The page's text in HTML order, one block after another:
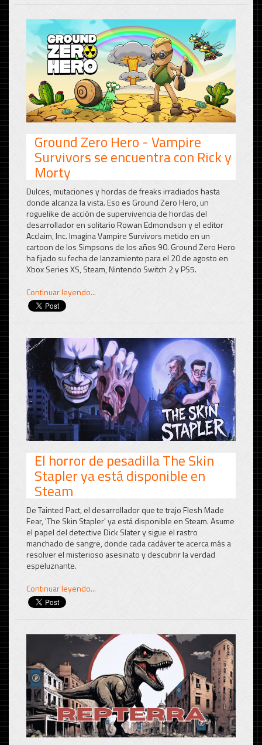
Ground Zero Hero - Vampire
Survivors se encuentra con Rick y
Morty
Dulces, mutaciones y hordas de freaks irradiados hasta
donde alcanza la vista. Eso es Ground Zero Hero, un
roguelike de acción de supervivencia de hordas del
desarrollador en solitario Rowan Edmondson y el editor
Acclaim, Inc. Imagina Vampire Survivors metido en un
cartoon de los Simpsons de los años 90. Ground Zero Hero
ha fijado su fecha de lanzamiento para el 20 de agosto en
Xbox Series XS, Steam, Nintendo Switch 2 y PS5.
Continuar leyendo...
El horror de pesadilla The Skin
Stapler ya está disponible en
Steam
De Tainted Pact, el desarrollador que te trajo Flesh Made
Fear, 'The Skin Stapler' ya está disponible en Steam. Asume
el papel del detective Dick Slater y sigue el rastro
manchado de sangre, donde cada cadáver te acerca más a
resolver el misterioso asesinato y descubrir la verdad
espeluznante.
Continuar leyendo...